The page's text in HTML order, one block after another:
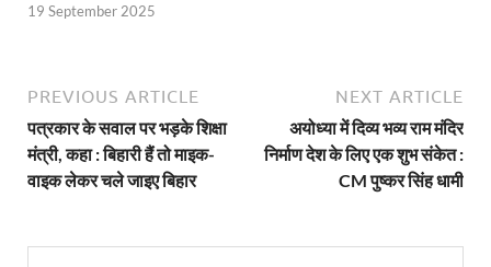
NFPRC Workshop: एन.एफ.पी.आर.सी द्वारा सांसदों एवं
UP tableau Kartavya Path: कर्तव्य पथ पर नजर आएगी
PM Gram Sadak Yojana: प्रधानमंत्री ग्राम सड़क
19 September 2025
PREVIOUS ARTICLE
पत्रकार के सवाल पर भड़के शिक्षा
मंत्री, कहा : बिहारी हैं तो माइक-
वाइक लेकर चले जाइए बिहार
NEXT ARTICLE
अयोध्या में दिव्य भव्य राम मंदिर
निर्माण देश के लिए एक शुभ संकेत :
CM पुष्कर सिंह धामी